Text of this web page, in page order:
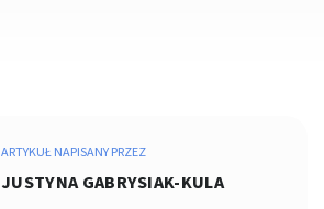
ARTYKUŁ NAPISANY PRZEZ
JUSTYNA GABRYSIAK-KULA